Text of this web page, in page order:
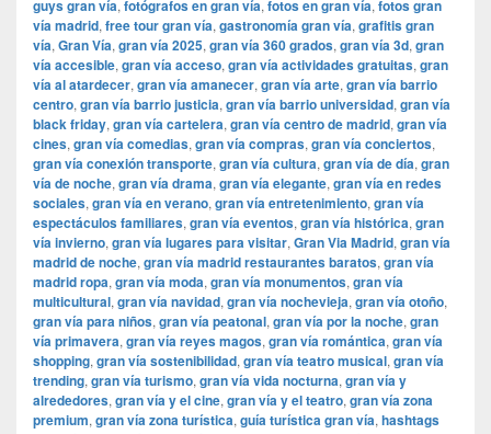
guys gran vía, fotógrafos en gran vía, fotos en gran vía, fotos gran
vía madrid, free tour gran vía, gastronomía gran vía, grafitis gran
vía, Gran Vía, gran vía 2025, gran vía 360 grados, gran vía 3d, gran
vía accesible, gran vía acceso, gran vía actividades gratuitas, gran
vía al atardecer, gran vía amanecer, gran vía arte, gran vía barrio
centro, gran vía barrio justicia, gran vía barrio universidad, gran vía
black friday, gran vía cartelera, gran vía centro de madrid, gran vía
cines, gran vía comedias, gran vía compras, gran vía conciertos,
gran vía conexión transporte, gran vía cultura, gran vía de día, gran
vía de noche, gran vía drama, gran vía elegante, gran vía en redes
sociales, gran vía en verano, gran vía entretenimiento, gran vía
espectáculos familiares, gran vía eventos, gran vía histórica, gran
vía invierno, gran vía lugares para visitar, ​​Gran Via Madrid, gran vía
madrid de noche, gran vía madrid restaurantes baratos, gran vía
madrid ropa, gran vía moda, gran vía monumentos, gran vía
multicultural, gran vía navidad, gran vía nochevieja, gran vía otoño,
gran vía para niños, gran vía peatonal, gran vía por la noche, gran
vía primavera, gran vía reyes magos, gran vía romántica, gran vía
shopping, gran vía sostenibilidad, gran vía teatro musical, gran vía
trending, gran vía turismo, gran vía vida nocturna, gran vía y
alrededores, gran vía y el cine, gran vía y el teatro, gran vía zona
premium, gran vía zona turística, guía turística gran vía, hashtags